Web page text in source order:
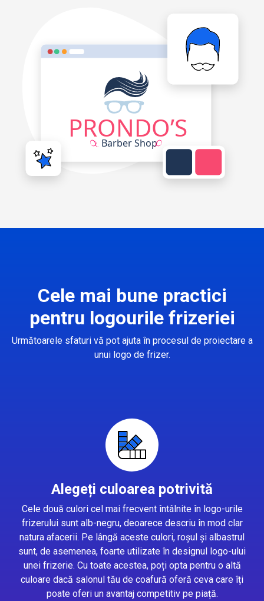
Cele mai bune practici
pentru logourile frizeriei
Următoarele sfaturi vă pot ajuta în procesul de proiectare a
unui logo de frizer.
Alegeți culoarea potrivită
Cele două culori cel mai frecvent întâlnite în logo-urile
frizerului sunt alb-negru, deoarece descriu în mod clar
natura afacerii. Pe lângă aceste culori, roșul și albastrul
sunt, de asemenea, foarte utilizate în designul logo-ului
unei frizerie. Cu toate acestea, poți opta pentru o altă
culoare dacă salonul tău de coafură oferă ceva care îți
poate oferi un avantaj competitiv pe piață.